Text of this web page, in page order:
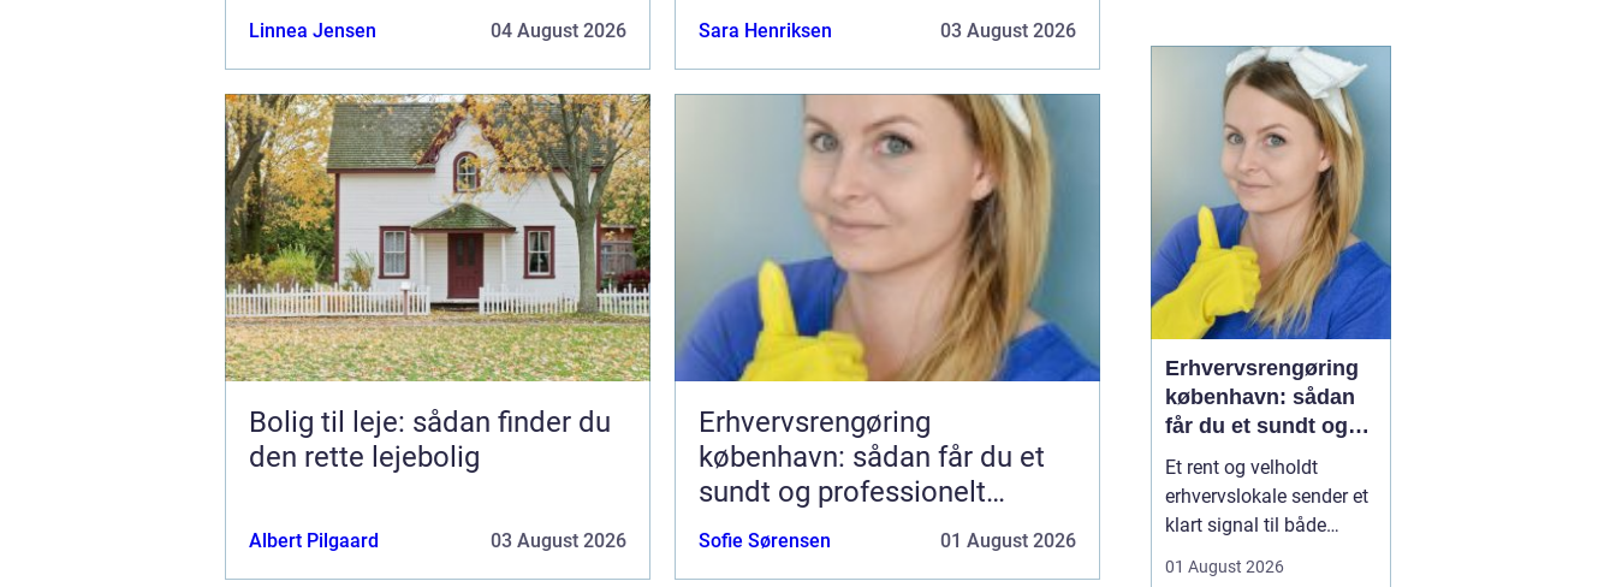
Linnea Jensen 04 August 2026 Sara Henriksen 03 August 2026
Bolig til leje: sådan finder du
den rette lejebolig
Albert Pilgaard 03 August 2026
Erhvervsrengøring
københavn: sådan får du et
sundt og professionelt
arbejdsmiljø
Sofie Sørensen 01 August 2026
gennemskue, hvad du
egentlig får for pengene.
Samtidig fylder
spørgsmål om
beliggenhed, ...
Erhvervsrengøring
københavn: sådan
får du et sundt og
professionelt
arbejdsmiljø
Et rent og velholdt
erhvervslokale sender et
klart signal til både
01 August 2026